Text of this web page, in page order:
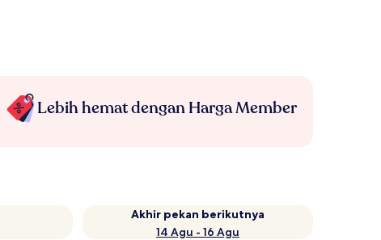
Lebih hemat dengan Harga Member
Akhir pekan berikutnya
14 Agu - 16 Agu